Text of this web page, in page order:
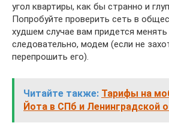
угол квартиры, как бы странно и
Попробуйте проверить сеть в
худшем случае вам придется менять
следовательно, модем (если не
перепрошить его).
Читайте также: Тарифы на
Йота в СПб и Ленинградской